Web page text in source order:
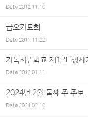
Date2012.11.10
금요기도회
Date2011.11.22
기독사관학교 제1권 "창
Date2012.01.11
2024년 2월 둘째 주 주보
Date2024.02.10